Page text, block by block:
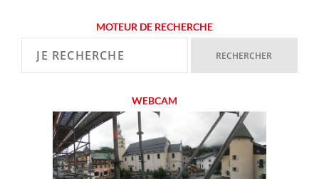
MOTEUR DE RECHERCHE
WEBCAM